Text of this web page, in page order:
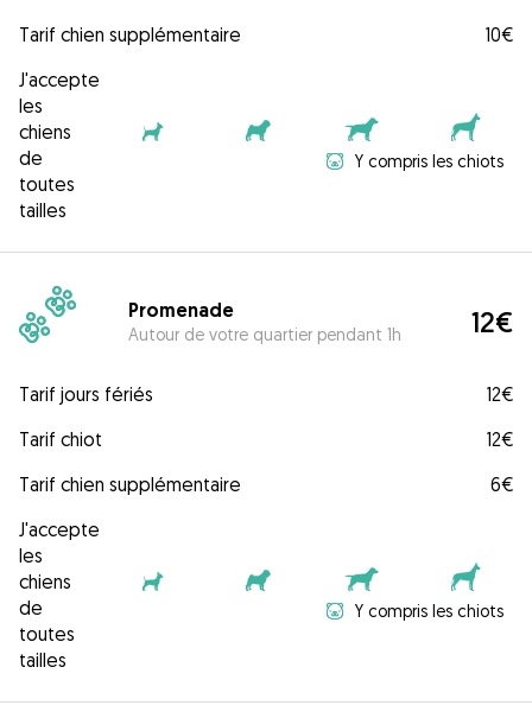
Tarif chien supplémentaire
10€
J'accepte
les
chiens
de
toutes
tailles
Y compris les chiots
Promenade
Autour de votre quartier pendant 1h 12€
Tarif jours fériés
12€
Tarif chiot
12€
Tarif chien supplémentaire
6€
J'accepte
les
chiens
de
toutes
tailles
Y compris les chiots